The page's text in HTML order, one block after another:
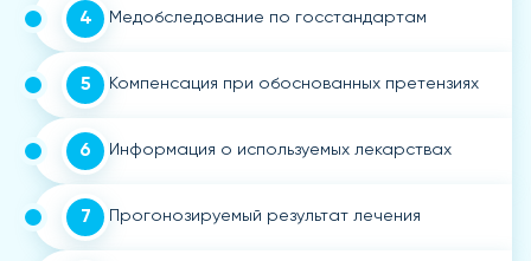
4 Медобследование по госстандартам
5 Компенсация при обоснованных претензиях
6 Информация о используемых лекарствах
7 Прогонозируемый результат лечения